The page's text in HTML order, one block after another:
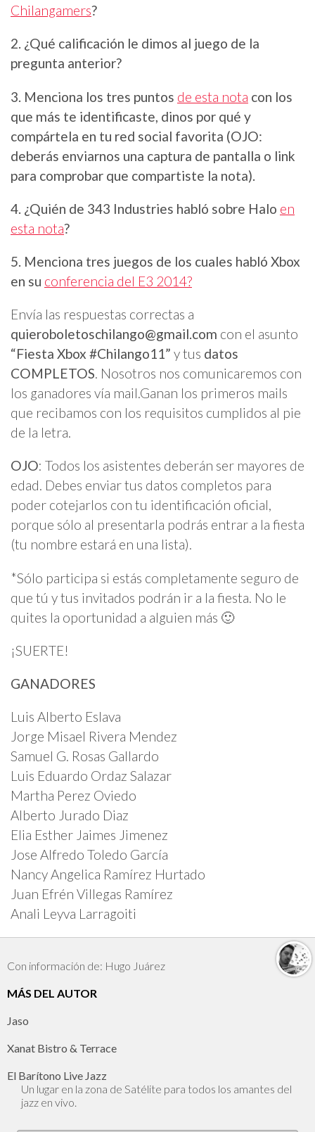
Chilangamers?
2. ¿Qué calificación le dimos al juego de la
pregunta anterior?
3. Menciona los tres puntos de esta nota con los
que más te identificaste, dinos por qué y
compártela en tu red social favorita (OJO:
deberás enviarnos una captura de pantalla o link
para comprobar que compartiste la nota).
4. ¿Quién de 343 Industries habló sobre Halo en
esta nota?
5. Menciona tres juegos de los cuales habló Xbox
en su conferencia del E3 2014?
Envía las respuestas correctas a
quieroboletoschilango@gmail.com con el asunto
“Fiesta Xbox #Chilango11” y tus datos
COMPLETOS. Nosotros nos comunicaremos con
los ganadores vía mail.Ganan los primeros mails
que recibamos con los requisitos cumplidos al pie
de la letra.
OJO: Todos los asistentes deberán ser mayores de
edad. Debes enviar tus datos completos para
poder cotejarlos con tu identificación oficial,
porque sólo al presentarla podrás entrar a la fiesta
(tu nombre estará en una lista).
*Sólo participa si estás completamente seguro de
que tú y tus invitados podrán ir a la fiesta. No le
quites la oportunidad a alguien más 🙂
¡SUERTE!
GANADORES
Luis Alberto Eslava
Jorge Misael Rivera Mendez
Samuel G. Rosas Gallardo
Luis Eduardo Ordaz Salazar
Martha Perez Oviedo
Alberto Jurado Diaz
Elia Esther Jaimes Jimenez
Jose Alfredo Toledo García
Nancy Angelica Ramírez Hurtado
Juan Efrén Villegas Ramírez
Anali Leyva Larragoiti
Con información de: Hugo Juárez
MÁS DEL AUTOR
Jaso
Xanat Bistro & Terrace
El Barítono Live Jazz
Un lugar en la zona de Satélite para todos los amantes del
jazz en vivo.